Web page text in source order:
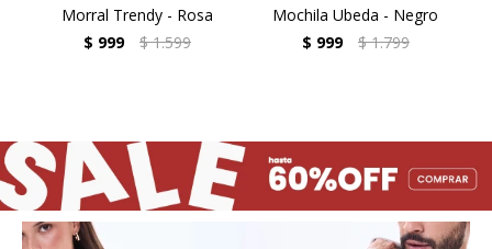
Morral Trendy - Rosa
$ 999 $ 1.599
Mochila Ubeda - Negro
$ 999 $ 1.799